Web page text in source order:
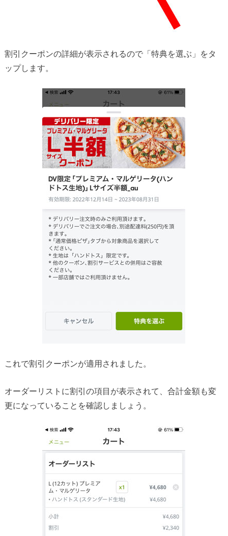
割引クーポンの詳細が表示されるので「特典を選ぶ」をタ
ップします。
これで割引クーポンが適用されました。
オーダーリストに割引の項目が表示されて、合計金額も変
更になっていることを確認しましょう。